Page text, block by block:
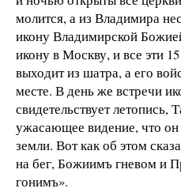
молится, а из Владимира
икону Владимирской
икону в Москву, и все эти
выходит из шатра, а его
месте. В день же встречи
свидетельствует летопись,
ужасающее видение, что
земли. Вот как об этом
на бег, Божиимъ гневом и
гонимъ».